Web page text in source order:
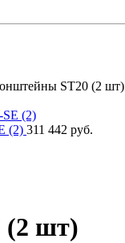
ST20 (2 шт)
(2) 311 442 руб.
(2 шт)